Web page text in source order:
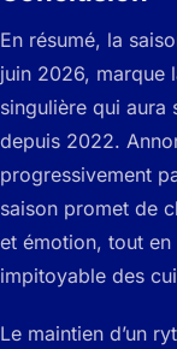
En résumé, la
juin 2026, marque
singulière qui aura
depuis 2022.
progressivement
saison promet de
et émotion, tout
impitoyable des
Le maintien d’un